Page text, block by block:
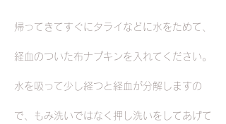
帰ってきてすぐにタライなどに水をためて、
経血のついた布ナプキンを入れてください。
水を吸って少し経つと経血が分解しますの
で、もみ洗いではなく押し洗いをしてあげて